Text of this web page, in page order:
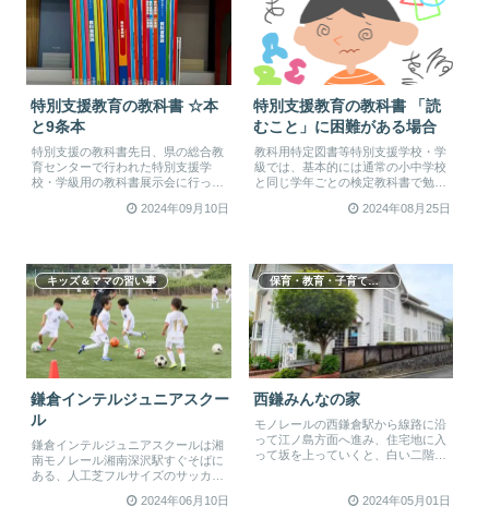
特別支援教育の教科書 ☆本
と9条本
特別支援の教科書先日、県の総合教
育センターで行われた特別支援学
校・学級用の教科書展示会に行って
2024年09月10日
特別支援教育の教科書 「読
むこと」に困難がある場合
教科用特定図書等特別支援学校・学
級では、基本的には通常の小中学校
と同じ学年ごとの検定教科書で勉強
2024年08月25日
キッズ＆ママの習い事
鎌倉インテルジュニアスクー
ル
鎌倉インテルジュニアスクールは湘
南モノレール湘南深沢駅すぐそばに
ある、人工芝フルサイズのサッカー
2024年06月10日
保育・教育・子育て支援
西鎌みんなの家
モノレールの西鎌倉駅から線路に沿
って江ノ島方面へ進み、住宅地に入
って坂を上っていくと、白い二階建
2024年05月01日